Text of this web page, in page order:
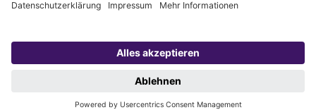
Copyright 1998-2026 KESSEL SE + Co. KG, Bahnhofstraße 31, 85101 Lenting,
Datenschutz Impressum